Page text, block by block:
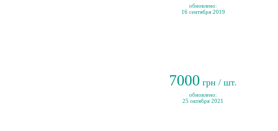
обновлено:
16 сентября 2019
7000 грн / шт.
обновлено:
25 октября 2021